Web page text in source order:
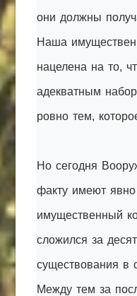
они должны
Наша
нацелена на то,
адекватным
ровно тем,
Но сегодня
факту имеют
имущественный
сложился за
существования в
Между тем за